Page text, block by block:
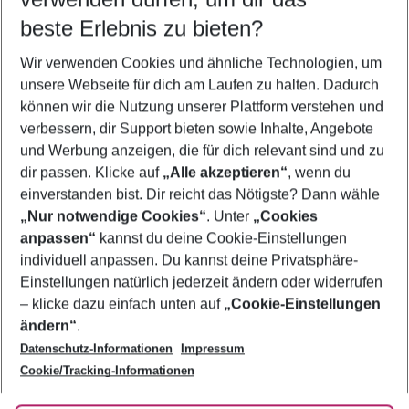
5-8 Nächte
2 Erwachsene Keine Kinder
Mehr Filter anzeigen
Footer
Footer navigation
Über uns
AGB
Bestpreisgarantie
Cookie-Einstellungen ändern
Cookie-Richtlinie
Agenturbetreuung
Barrierefreies Reisen
Folge uns
beste Erlebnis zu bieten?
Wir verwenden Cookies und ähnliche Technologien, um
unsere Webseite für dich am Laufen zu halten. Dadurch
können wir die Nutzung unserer Plattform verstehen und
verbessern, dir Support bieten sowie Inhalte, Angebote
und Werbung anzeigen, die für dich relevant sind und zu
dir passen. Klicke auf „Alle akzeptieren“, wenn du
einverstanden bist. Dir reicht das Nötigste? Dann wähle
„Nur notwendige Cookies“. Unter „Cookies
anpassen“ kannst du deine Cookie-Einstellungen
individuell anpassen. Du kannst deine Privatsphäre-
Einstellungen natürlich jederzeit ändern oder widerrufen
– klicke dazu einfach unten auf „Cookie-Einstellungen
ändern“.
Datenschutz-Informationen
Impressum
Cookie/Tracking-Informationen